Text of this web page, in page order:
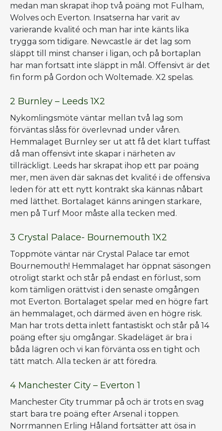
medan man skrapat ihop två poäng mot Fulham,
Wolves och Everton. Insatserna har varit av
varierande kvalité och man har inte känts lika
trygga som tidigare. Newcastle är det lag som
släppt till minst chanser i ligan, och på bortaplan
har man fortsatt inte släppt in mål. Offensivt är det
fin form på Gordon och Woltemade. X2 spelas.
2 Burnley – Leeds 1X2
Nykomlingsmöte väntar mellan två lag som
förväntas slåss för överlevnad under våren.
Hemmalaget Burnley ser ut att få det klart tuffast
då man offensivt inte skapar i närheten av
tillräckligt. Leeds har skrapat ihop ett par poäng
mer, men även där saknas det kvalité i de offensiva
leden för att ett nytt kontrakt ska kännas nåbart
med lätthet. Bortalaget känns aningen starkare,
men på Turf Moor måste alla tecken med.
3 Crystal Palace- Bournemouth 1X2
Toppmöte väntar när Crystal Palace tar emot
Bournemouth! Hemmalaget har öppnat säsongen
otroligt starkt och står på endast en förlust, som
kom tämligen orättvist i den senaste omgången
mot Everton. Bortalaget spelar med en högre fart
än hemmalaget, och därmed även en högre risk.
Man har trots detta inlett fantastiskt och står på 14
poäng efter sju omgångar. Skadeläget är bra i
båda lägren och vi kan förvänta oss en tight och
tätt match. Alla tecken är att föredra.
4 Manchester City – Everton 1
Manchester City trummar på och är trots en svag
start bara tre poäng efter Arsenal i toppen.
Norrmannen Erling Håland fortsätter att ösa in